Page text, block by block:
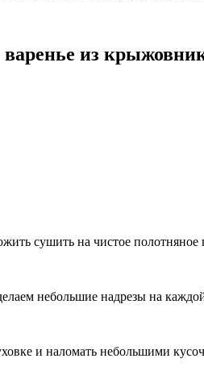
варенье из
сушить на чистое
небольшие надрезы на
и наломать небольшими